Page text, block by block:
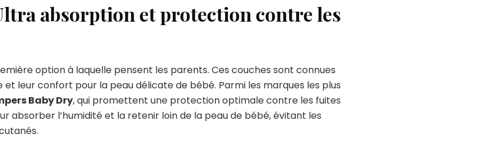
absorption et protection contre les
option à laquelle pensent les parents. Ces couches sont connues
leur confort pour la peau délicate de bébé. Parmi les marques les plus
Baby Dry, qui promettent une protection optimale contre les fuites
absorber l’humidité et la retenir loin de la peau de bébé, évitant les